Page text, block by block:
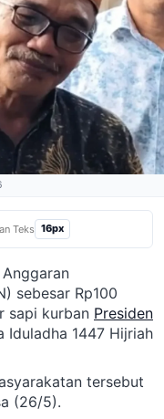
Teks 16px
sebesar Rp100
sapi kurban Presiden
Iduladha 1447 Hijriah
tersebut
(26/5).